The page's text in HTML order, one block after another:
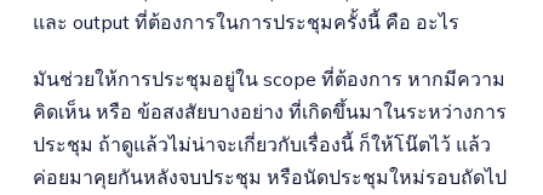
และ output ที่ต้องการในการประชุมครั้งนี้ คือ อะไร
มันช่วยให้การประชุมอยู่ใน scope ที่ต้องการ หากมีความ
คิดเห็น หรือ ข้อสงสัยบางอย่าง ที่เกิดขึ้นมาในระหว่างการ
ประชุม ถ้าดูแล้วไม่น่าจะเกี่ยวกับเรื่องนี้ ก็ให้โน๊ตไว้ แล้ว
ค่อยมาคุยกันหลังจบประชุม หรือนัดประชุมใหม่รอบถัดไป